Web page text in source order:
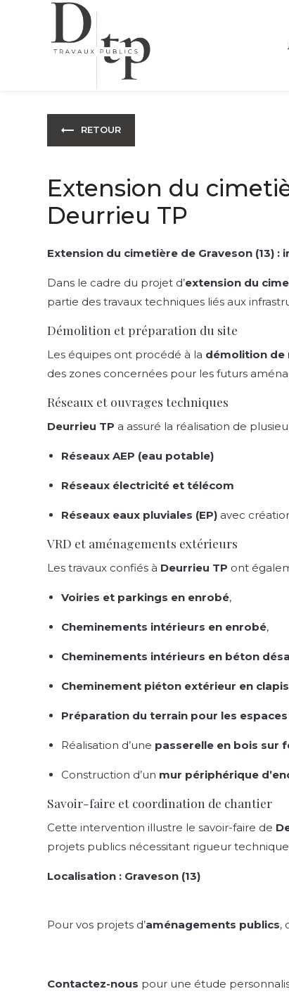
RETOUR
Extension du
Deurrieu TP
Extension du cimetière de Graveson (13)
Dans le cadre du projet d’extension du
partie des travaux techniques liés aux
Démolition et préparation du site
Les équipes ont procédé à la démolition de
des zones concernées pour les futurs
Réseaux et ouvrages techniques
Deurrieu TP a assuré la réalisation de
Réseaux AEP (eau potable)
Réseaux électricité et télécom
Réseaux eaux pluviales (EP) avec
VRD et aménagements extérieurs
Les travaux confiés à Deurrieu TP ont
Voiries et parkings en enrobé,
Cheminements intérieurs en enrobé,
Cheminements intérieurs en béton
Cheminement piéton extérieur en
Préparation du terrain pour les
Réalisation d’une passerelle en bois sur
Construction d’un mur périphérique
Savoir-faire et coordination de chantier
Cette intervention illustre le savoir-faire de
projets publics nécessitant rigueur
Localisation : Graveson (13)
Pour vos projets d’aménagements publics,
Contactez-nous pour une étude
Panneau de gestion des cookies